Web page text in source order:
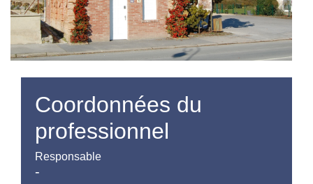
Coordonnées du
professionnel
Responsable
-